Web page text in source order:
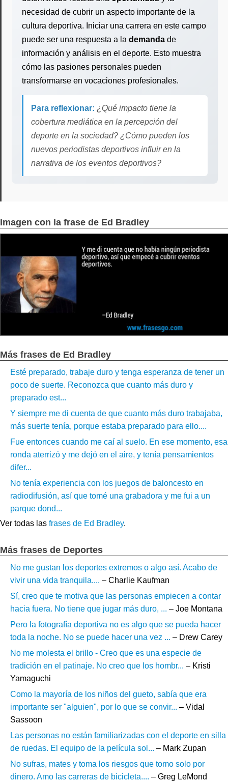
necesidad de cubrir un aspecto importante de la
cultura deportiva. Iniciar una carrera en este campo
puede ser una respuesta a la demanda de
información y análisis en el deporte. Esto muestra
cómo las pasiones personales pueden
transformarse en vocaciones profesionales.
Para reflexionar: ¿Qué impacto tiene la
cobertura mediática en la percepción del
deporte en la sociedad? ¿Cómo pueden los
nuevos periodistas deportivos influir en la
narrativa de los eventos deportivos?
Imagen con la frase de Ed Bradley
Más frases de Ed Bradley
Esté preparado, trabaje duro y tenga esperanza de tener un
poco de suerte. Reconozca que cuanto más duro y
preparado est...
Y siempre me di cuenta de que cuanto más duro trabajaba,
más suerte tenía, porque estaba preparado para ello....
Fue entonces cuando me caí al suelo. En ese momento, esa
ronda aterrizó y me dejó en el aire, y tenía pensamientos
difer...
No tenía experiencia con los juegos de baloncesto en
radiodifusión, así que tomé una grabadora y me fui a un
parque dond...
Ver todas las frases de Ed Bradley.
Más frases de Deportes
No me gustan los deportes extremos o algo así. Acabo de
vivir una vida tranquila.... – Charlie Kaufman
Sí, creo que te motiva que las personas empiecen a contar
hacia fuera. No tiene que jugar más duro, ... – Joe Montana
Pero la fotografía deportiva no es algo que se pueda hacer
toda la noche. No se puede hacer una vez ... – Drew Carey
No me molesta el brillo - Creo que es una especie de
tradición en el patinaje. No creo que los hombr... – Kristi
Yamaguchi
Como la mayoría de los niños del gueto, sabía que era
importante ser "alguien", por lo que se convir... – Vidal
Sassoon
Las personas no están familiarizadas con el deporte en silla
de ruedas. El equipo de la película sol... – Mark Zupan
No sufras, mates y toma los riesgos que tomo solo por
dinero. Amo las carreras de bicicleta.... – Greg LeMond